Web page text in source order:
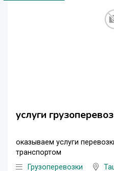
услуги
оказываем услуги
транспортом
Грузоперевозки